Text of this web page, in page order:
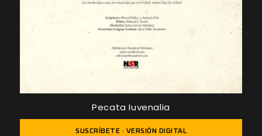
Pecata Iuvenalia
SUSCRÍBETE · VERSIÓN DIGITAL